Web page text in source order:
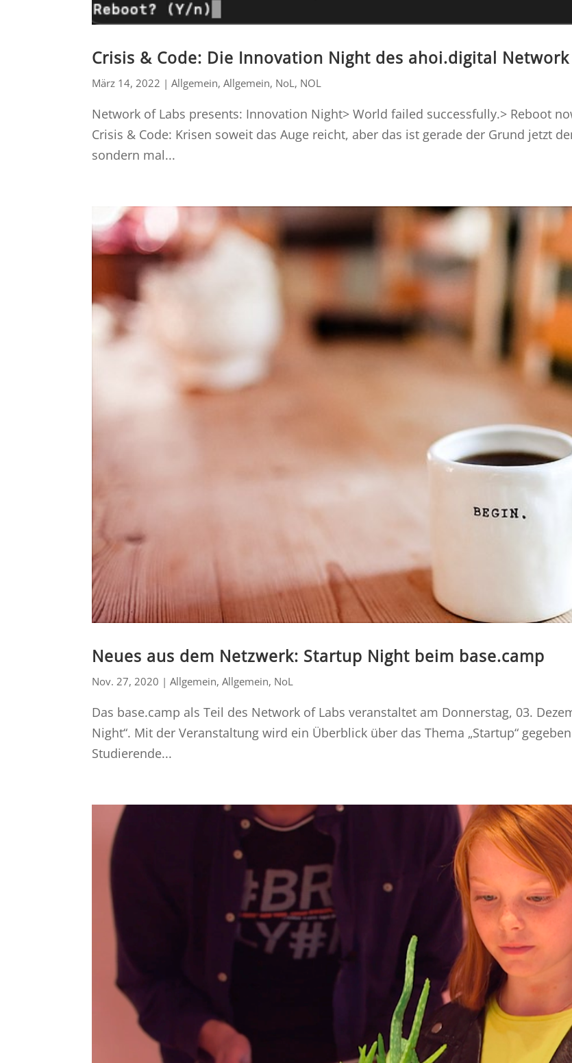
Crisis & Code: Die Innovation Night des ahoi.digital
März 14, 2022 |Allgemein,Allgemein, NoL, NOL
Network of Labs presents: Innovation Night> World failed successfully.> Reboot
Crisis & Code: Krisen soweit das Auge reicht, aber das ist gerade der Grund jetzt
sondern mal...
Neues aus dem Netzwerk: Startup Night beim base.camp
Nov. 27, 2020 |Allgemein,Allgemein, NoL
Das base.camp als Teil des Network of Labs veranstaltet am Donnerstag, 03.
Night“. Mit der Veranstaltung wird ein Überblick über das Thema „Startup“
Studierende...